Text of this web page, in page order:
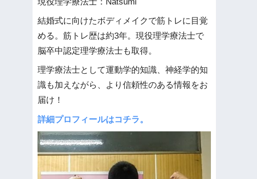
結婚式に向けたボディメイクで筋トレに目覚
める。筋トレ歴は約3年。現役理学療法士で
脳卒中認定理学療法士も取得。
理学療法士として運動学的知識、神経学的知
識も加えながら、より信頼性のある情報をお
届け！
詳細プロフィールはコチラ。